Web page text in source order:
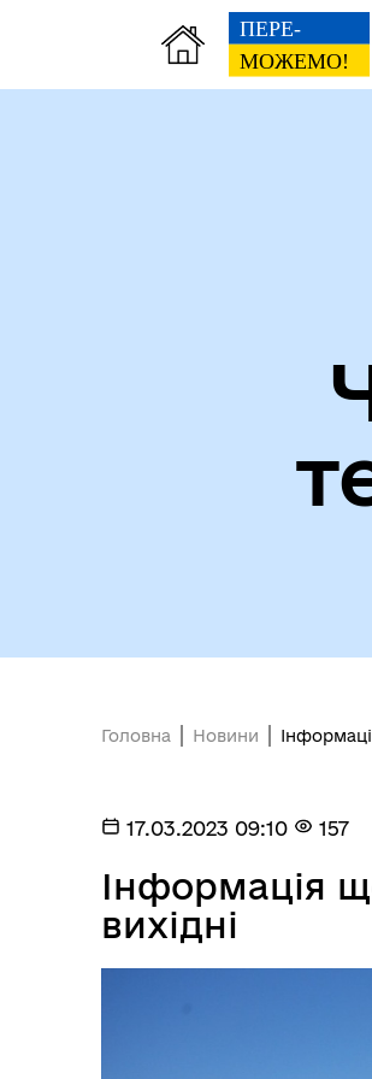
Головна Новини
17.03.2023 09:10 157
Інформація
вихідні